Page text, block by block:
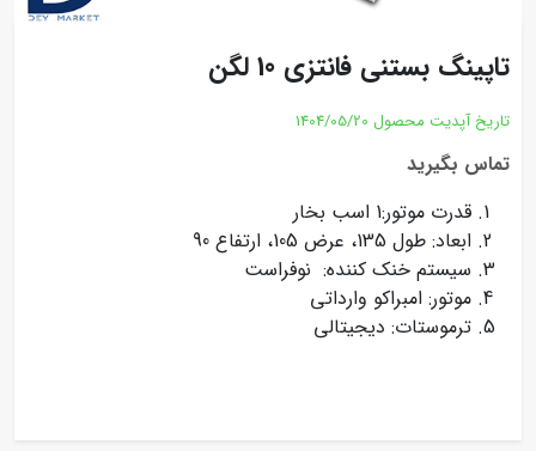
تاپینگ بستنی فانتزی 10 لگن
تاریخ آپدیت محصول 1404/05/20
تماس بگیرید
قدرت موتور:1 اسب بخار
ابعاد: طول 135، عرض 105، ارتفاع 90
سیستم خنک کننده: نوفراست
موتور: امبراکو وارداتی
ترموستات: دیجیتالی